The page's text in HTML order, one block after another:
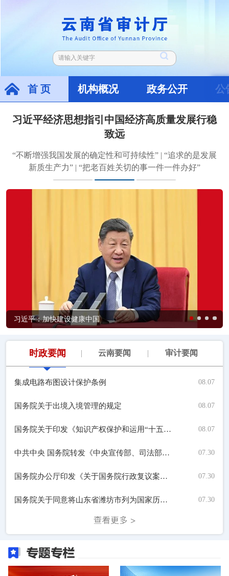
首 页 机构概况 政务公开 公
习近平经济思想指引中国经济高质量发展行稳
致远
“不断增强我国发展的确定性和可持续性” | “追求的是发展
新质生产力” | “把老百姓关切的事一件一件办好”
习近平：加快建设健康中国
时政要闻 云南要闻 审计要闻
集成电路布图设计保护条例 08.07
国务院关于出境入境管理的规定 08.07
国务院关于印发《知识产权保护和运用“十五五”规划》的通知 08.07
中共中央 国务院转发《中央宣传部、司法部关于开展法治宣传教育的第九个五年规划（2026—2030年）》 07.30
国务院办公厅印发《关于国务院行政复议案件处理程序的若干规定》的通知 07.30
国务院关于同意将山东省潍坊市列为国家历史文化名城的批复 07.30